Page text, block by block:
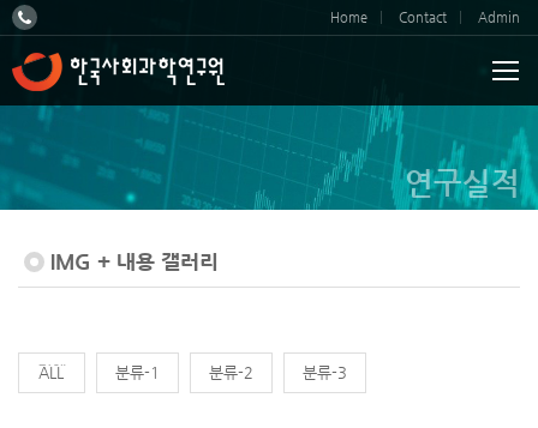
Home Contact Admin
연구실적
IMG + 내용 갤러리
전체 분류-1 분류-2 분류-3